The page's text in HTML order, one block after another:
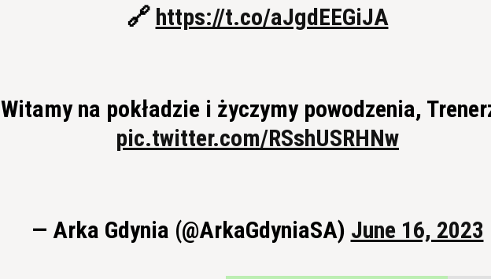
🔗 https://t.co/aJgdEEGiJA
Witamy na pokładzie i życzymy powodzenia,
pic.twitter.com/RSshUSRHNw
— Arka Gdynia (@ArkaGdyniaSA) June 16, 2023